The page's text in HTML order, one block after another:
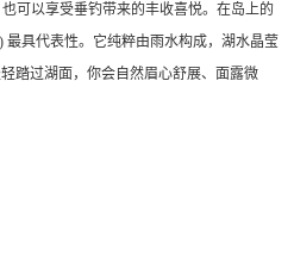
可以享受垂钓带来的丰收喜悦。在岛上的
最具代表性。它纯粹由雨水构成，湖水晶莹
踏过湖面，你会自然眉心舒展、面露微